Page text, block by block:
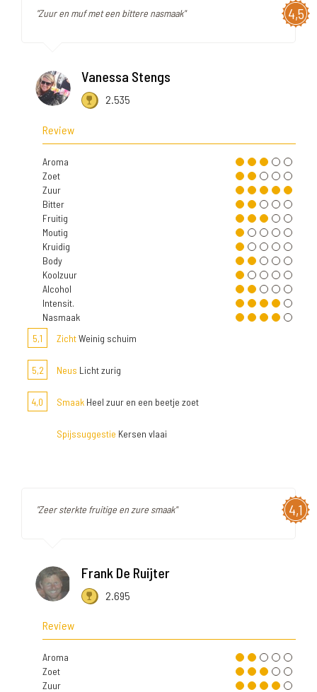
4,5
"Zuur en muf met een bittere nasmaak"
Vanessa Stengs
2.535
Review
Aroma
Zoet
Zuur
Bitter
Fruitig
Moutig
Kruidig
Body
Koolzuur
Alcohol
Intensit.
Nasmaak
5,1
ZichtWeinig schuim
5,2 Neus Licht zurig
4,0 Smaak Heel zuur en een beetje zoet
Spijssuggestie Kersen vlaai
4,1
"Zeer sterkte fruitige en zure smaak"
Frank De Ruijter
2.695
Review
Aroma
Zoet
Zuur